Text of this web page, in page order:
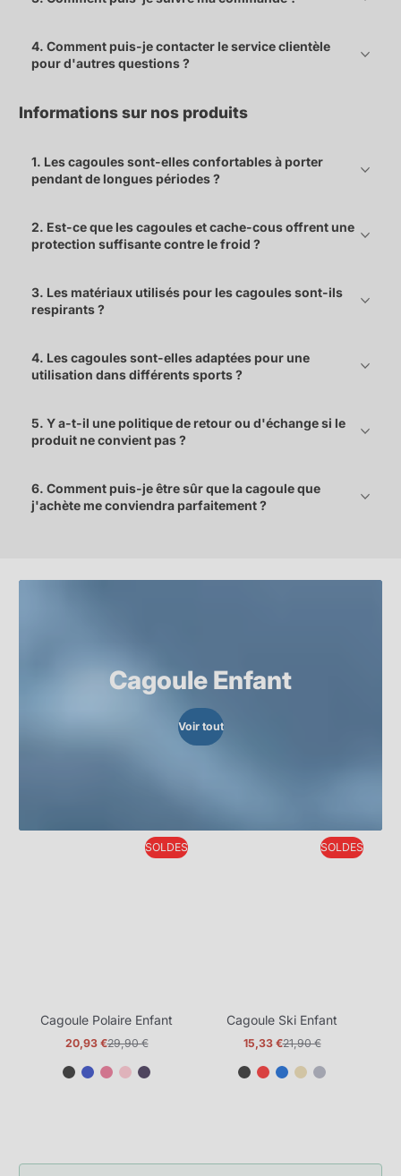
4. Comment puis-je contacter le service clientèle
pour d'autres questions ?
Informations sur nos produits
1. Les cagoules sont-elles confortables à porter
pendant de longues périodes ?
2. Est-ce que les cagoules et cache-cous offrent une
protection suffisante contre le froid ?
3. Les matériaux utilisés pour les cagoules sont-ils
respirants ?
4. Les cagoules sont-elles adaptées pour une
utilisation dans différents sports ?
5. Y a-t-il une politique de retour ou d'échange si le
produit ne convient pas ?
6. Comment puis-je être sûr que la cagoule que
j'achète me conviendra parfaitement ?
Cagoule Enfant
Voir tout
SOLDES
Cagoule Polaire Enfant
Prix
20,93 €
Prix
29,90 €
SOLDES
Cagoule Ski Enfant
Prix
15,33 €
Prix
21,90 €